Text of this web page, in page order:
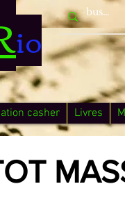
io
casher Livres